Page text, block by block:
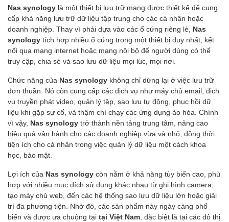
Nas synology là một thiết bị lưu trữ mạng được thiết kế để cung
cấp khả năng lưu trữ dữ liệu tập trung cho các cá nhân hoặc
doanh nghiệp. Thay vì phải dựa vào các ổ cứng riêng lẻ, Nas
synology tích hợp nhiều ổ cứng trong một thiết bị duy nhất, kết
nối qua mạng internet hoặc mạng nội bộ để người dùng có thể
truy cập, chia sẻ và sao lưu dữ liệu mọi lúc, mọi nơi.
Chức năng của Nas synology không chỉ dừng lại ở việc lưu trữ
đơn thuần. Nó còn cung cấp các dịch vụ như máy chủ email, dịch
vụ truyền phát video, quản lý tệp, sao lưu tự động, phục hồi dữ
liệu khi gặp sự cố, và thậm chí chạy các ứng dụng ảo hóa. Chính
vì vậy, Nas synology trở thành nền tảng trung tâm, nâng cao
hiệu quả vận hành cho các doanh nghiệp vừa và nhỏ, đồng thời
tiện ích cho cá nhân trong việc quản lý dữ liệu một cách khoa
học, bảo mật.
Lợi ích của Nas synology còn nằm ở khả năng tùy biến cao, phù
hợp với nhiều mục đích sử dụng khác nhau từ ghi hình camera,
tạo máy chủ web, đến các hệ thống sao lưu dữ liệu lớn hoặc giải
trí đa phương tiện. Nhờ đó, các sản phẩm này ngày càng phổ
biến và được ưa chuộng tại tại Việt Nam , đặc biệt là tại các đô thị